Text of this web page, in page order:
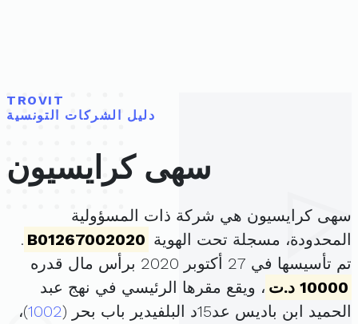
TROVIT
دليل الشركات التونسية
سهى كرايسيون
سهى كرايسيون هي شركة ذات المسؤولية
المحدودة، مسجلة تحت الهوية B01267002020
.
تم تأسيسها في 27 أكتوبر 2020 برأس مال قدره
10000 د.ت
، ويقع مقرها الرئيسي في نهج عبد
الحميد ابن باديس عد15د البلفيدير باب بحر (
1002)،